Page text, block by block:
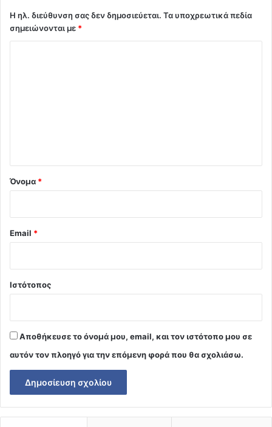
Η ηλ. διεύθυνση σας δεν δημοσιεύεται. Τα υποχρεωτικά πεδία
σημειώνονται με *
Όνομα *
Email *
Ιστότοπος
Αποθήκευσε το όνομά μου, email, και τον ιστότοπο μου σε
αυτόν τον πλοηγό για την επόμενη φορά που θα σχολιάσω.